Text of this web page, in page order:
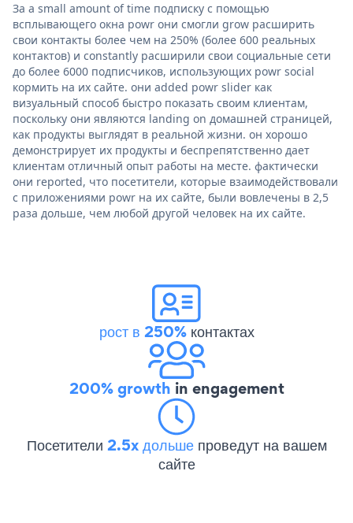
За a small amount of time подписку с помощью
всплывающего окна powr они смогли grow расширить
свои контакты более чем на 250% (более 600 реальных
контактов) и constantly расширили свои социальные сети
до более 6000 подписчиков, использующих powr social
кормить на их сайте. они added powr slider как
визуальный способ быстро показать своим клиентам,
поскольку они являются landing on домашней страницей,
как продукты выглядят в реальной жизни. он хорошо
демонстрирует их продукты и беспрепятственно дает
клиентам отличный опыт работы на месте. фактически
они reported, что посетители, которые взаимодействовали
с приложениями powr на их сайте, были вовлечены в 2,5
раза дольше, чем любой другой человек на их сайте.
рост в 250%контактах
200% growth in engagement
Посетители 2.5x дольше проведут на вашем
сайте